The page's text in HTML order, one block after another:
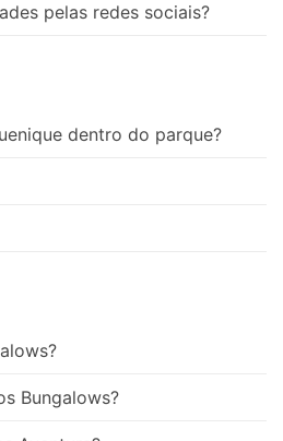
pelas redes sociais?
dentro do parque?
Bungalows?